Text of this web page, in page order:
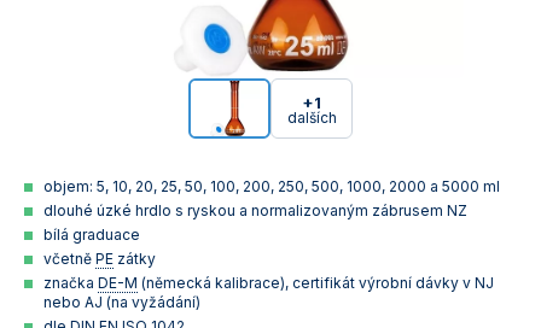
+1
dalších
objem: 5, 10, 20, 25, 50, 100, 200, 250, 500, 1000, 2000 a 5000 ml
dlouhé úzké hrdlo s ryskou a normalizovaným zábrusem NZ
bílá graduace
včetně PE zátky
značka DE-M (německá kalibrace), certifikát výrobní dávky v NJ
nebo AJ (na vyžádání)